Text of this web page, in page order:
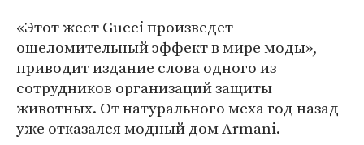
«Этот жест Gucci произведет
ошеломительный эффект в мире моды», —
приводит издание слова одного из
сотрудников организаций защиты
животных. От натурального меха год назад
уже отказался модный дом Armani.